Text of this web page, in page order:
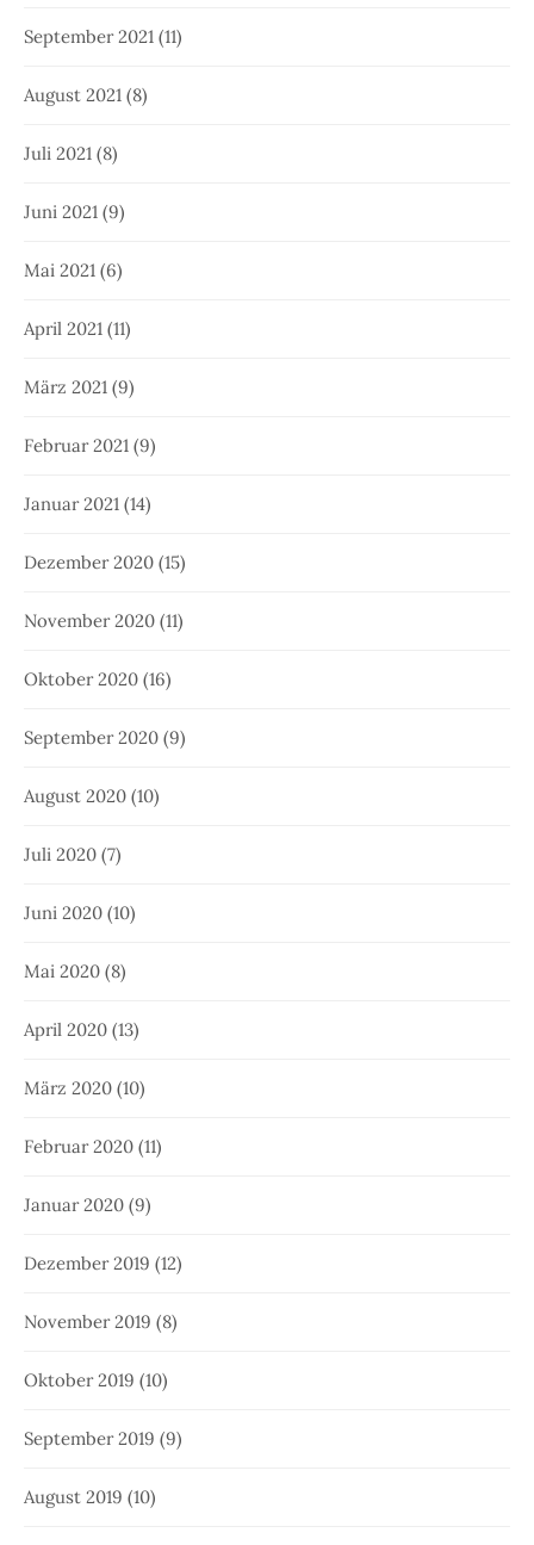
September 2021 (11)
August 2021 (8)
Juli 2021 (8)
Juni 2021 (9)
Mai 2021 (6)
April 2021 (11)
März 2021 (9)
Februar 2021 (9)
Januar 2021 (14)
Dezember 2020 (15)
November 2020 (11)
Oktober 2020 (16)
September 2020 (9)
August 2020 (10)
Juli 2020 (7)
Juni 2020 (10)
Mai 2020 (8)
April 2020 (13)
März 2020 (10)
Februar 2020 (11)
Januar 2020 (9)
Dezember 2019 (12)
November 2019 (8)
Oktober 2019 (10)
September 2019 (9)
August 2019 (10)